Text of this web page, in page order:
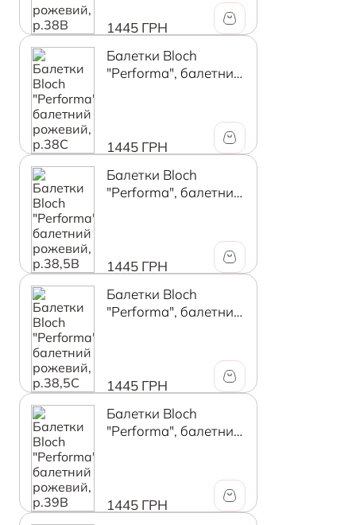
1445 ГРН
Балетки Bloch
"Performa", балетний
1445 ГРН
Балетки Bloch
"Performa", балетний
1445 ГРН
Балетки Bloch
"Performa", балетний
1445 ГРН
Балетки Bloch
"Performa", балетний
1445 ГРН